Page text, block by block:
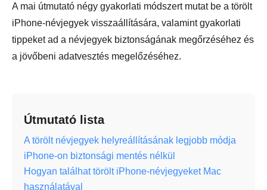
A mai útmutató négy gyakorlati módszert mutat be a törölt
iPhone-névjegyek visszaállítására, valamint gyakorlati
tippeket ad a névjegyek biztonságának megőrzéséhez és
a jövőbeni adatvesztés megelőzéséhez.
Útmutató lista
A törölt névjegyek helyreállításának legjobb módja
iPhone-on biztonsági mentés nélkül
Hogyan találhat törölt iPhone-névjegyeket Mac
használatával